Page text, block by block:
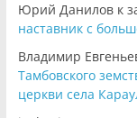
Юрий Даниловк
наставник с
Владимир
Тамбовского
церкви села